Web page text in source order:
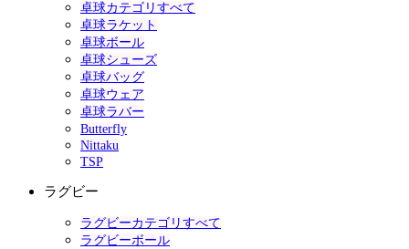
卓球カテゴリすべて
卓球ラケット
卓球ボール
卓球シューズ
卓球バッグ
卓球ウェア
卓球ラバー
Butterfly
Nittaku
TSP
ラグビー
ラグビーカテゴリすべて
ラグビーボール